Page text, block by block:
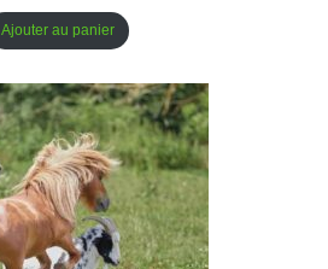
Ajouter au panier